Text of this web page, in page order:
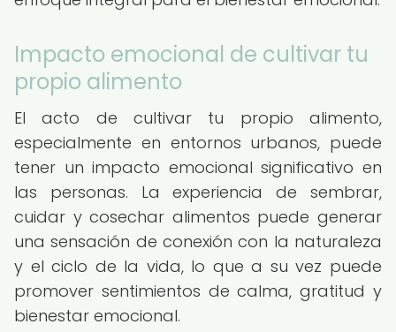
Impacto emocional de cultivar tu
propio alimento
El acto de cultivar tu propio alimento,
especialmente en entornos urbanos, puede
tener un impacto emocional significativo en
las personas. La experiencia de sembrar,
cuidar y cosechar alimentos puede generar
una sensación de conexión con la naturaleza
y el ciclo de la vida, lo que a su vez puede
promover sentimientos de calma, gratitud y
bienestar emocional.